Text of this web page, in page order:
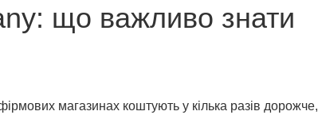
: що важливо знати
магазинах коштують у кілька разів дорожче,